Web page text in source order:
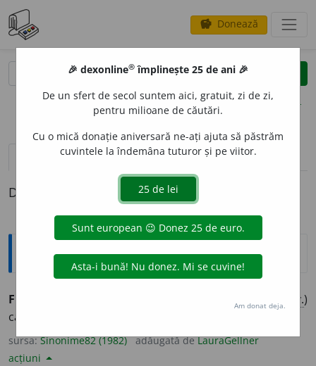
savings Donează
clear
opțiuni
definiții (1)
Definiția cu ID-ul 987636:
Sinonime
FEN înv.)
carb
sursa:Sinonime82 (1982) adăugată deLauraGellner
acțiuni
🎉 dexonline® împlinește 25 de ani 🎉
De un sfert de secol suntem aici, gratuit, zi de zi,
pentru milioane de căutări.
Cu o mică donație aniversară ne-ați ajuta să păstrăm
cuvintele la îndemâna tuturor și pe viitor.
Am donat deja.